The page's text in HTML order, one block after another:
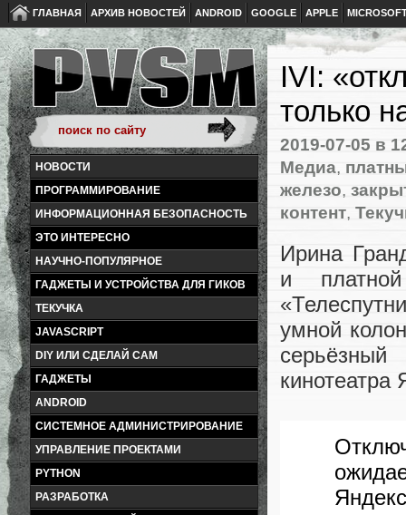
ГЛАВНАЯ АРХИВ НОВОСТЕЙ ANDROID GOOGLE APPLE
НОВОСТИ
ПРОГРАММИРОВАНИЕ
ИНФОРМАЦИОННАЯ БЕЗОПАСНОСТЬ
ЭТО ИНТЕРЕСНО
НАУЧНО-ПОПУЛЯРНОЕ
ГАДЖЕТЫ И УСТРОЙСТВА ДЛЯ ГИКОВ
ТЕКУЧКА
JAVASCRIPT
DIY ИЛИ СДЕЛАЙ САМ
ГАДЖЕТЫ
ANDROID
СИСТЕМНОЕ АДМИНИСТРИРОВАНИЕ
УПРАВЛЕНИЕ ПРОЕКТАМИ
PYTHON
РАЗРАБОТКА
IVI:
только
2019-07-05 в
Медиа,
железо,
контент,
Ирина
и
умной
кинотеатра